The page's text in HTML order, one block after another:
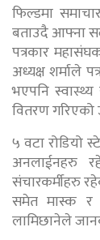
फिल्डमा
बताउदै आफ्ना
पत्रकार
अध्यक्ष शर्माले
भएपनि स्वास्थ्य
वितरण गरिएको
५ वटा रोडियो
अनलाईनहरु
संचारकर्मीहरु
समेत मास्क र
लामिछानेले